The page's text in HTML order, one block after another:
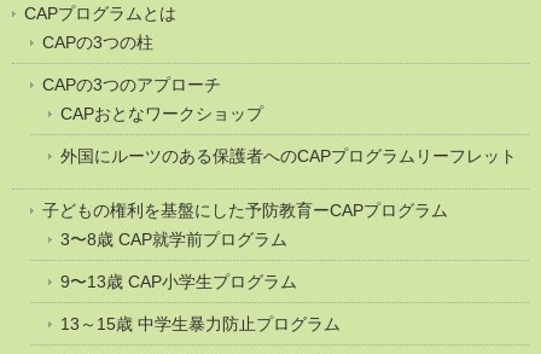
CAPプログラムとは
CAPの3つの柱
CAPの3つのアプローチ
CAPおとなワークショップ
外国にルーツのある保護者へのCAPプログラムリーフレット
子どもの権利を基盤にした予防教育ーCAPプログラム
3〜8歳 CAP就学前プログラム
9〜13歳 CAP小学生プログラム
13～15歳 中学生暴力防止プログラム